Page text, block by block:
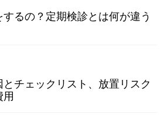
るの？定期検診とは何が違う
チェックリスト、放置リスク